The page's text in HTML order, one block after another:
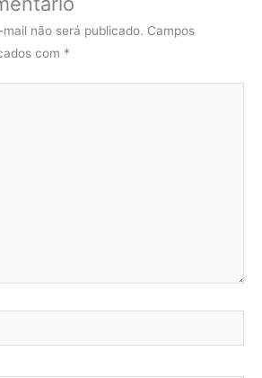
não será publicado. Campos
com *